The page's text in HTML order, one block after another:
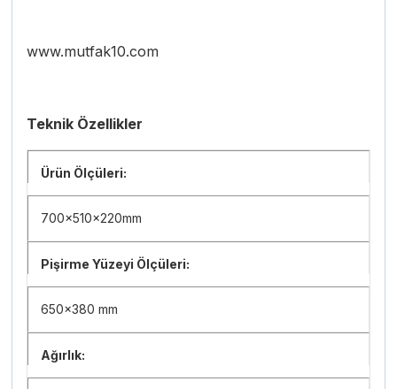
www.mutfak10.com
Teknik Özellikler
Ürün Ölçüleri:
700x510x220mm
Pişirme Yüzeyi Ölçüleri:
650×380 mm
Ağırlık: